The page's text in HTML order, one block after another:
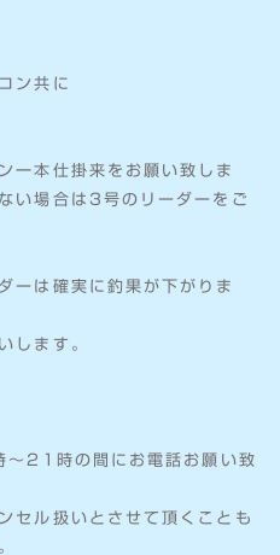
ン共に
一本仕掛来をお願い致しま
い場合は3号のリーダーをご
ーは確実に釣果が下がりま
します。
～21時の間にお電話お願い致
セル扱いとさせて頂くことも